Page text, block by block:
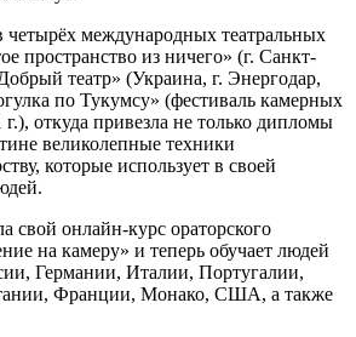
международных театральных
пространство из ничего» (г. Санкт-
театр» (Украина, г. Энергодар,
по Тукумсу» (фестиваль камерных
г.), откуда привезла не только дипломы
великолепные техники
которые использует в своей
свой онлайн-курс ораторского
на камеру» и теперь обучает людей
и, Германии, Италии, Португалии,
Франции, Монако, США, а также